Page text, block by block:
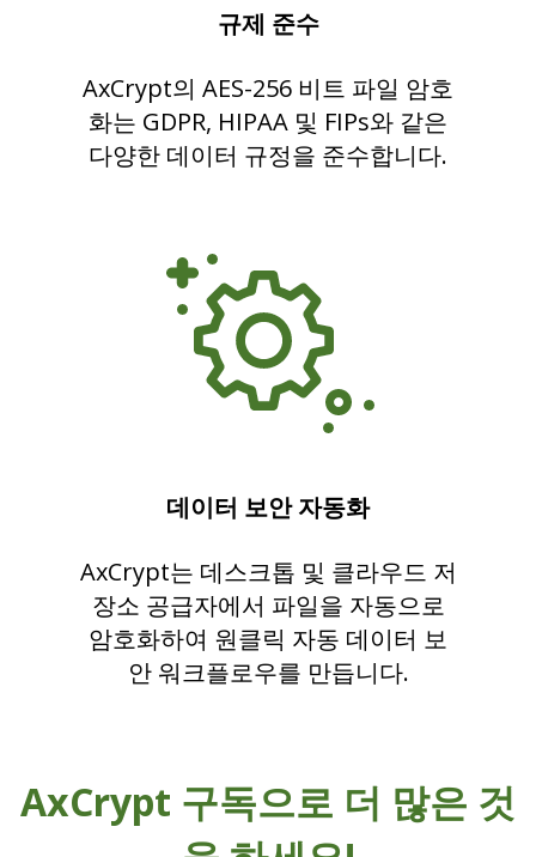
규제 준수
AxCrypt의 AES-256 비트 파일 암호
화는 GDPR, HIPAA 및 FIPs와 같은
다양한 데이터 규정을 준수합니다.
데이터 보안 자동화
AxCrypt는 데스크톱 및 클라우드 저
장소 공급자에서 파일을 자동으로
암호화하여 원클릭 자동 데이터 보
안 워크플로우를 만듭니다.
AxCrypt 구독으로 더 많은 것